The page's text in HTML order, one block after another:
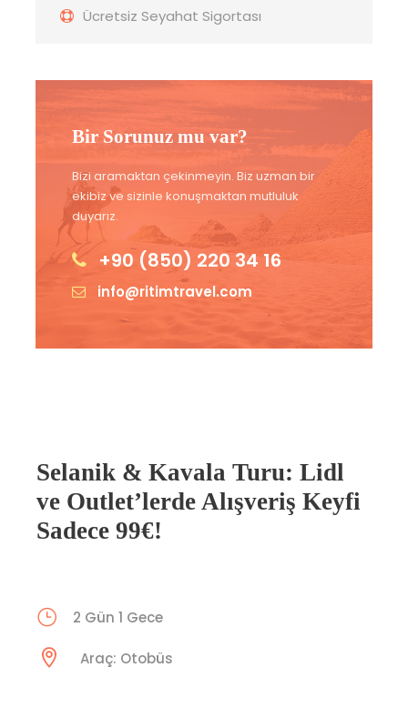
Ücretsiz Seyahat Sigortası
Bir Sorunuz mu var?
Bizi aramaktan çekinmeyin. Biz uzman bir
ekibiz ve sizinle konuşmaktan mutluluk
duyarız.
+90 (850) 220 34 16
info@ritimtravel.com
Selanik & Kavala Turu: Lidl
ve Outlet’lerde Alışveriş Keyfi
Sadece 99€!
2 Gün 1 Gece
Araç: Otobüs